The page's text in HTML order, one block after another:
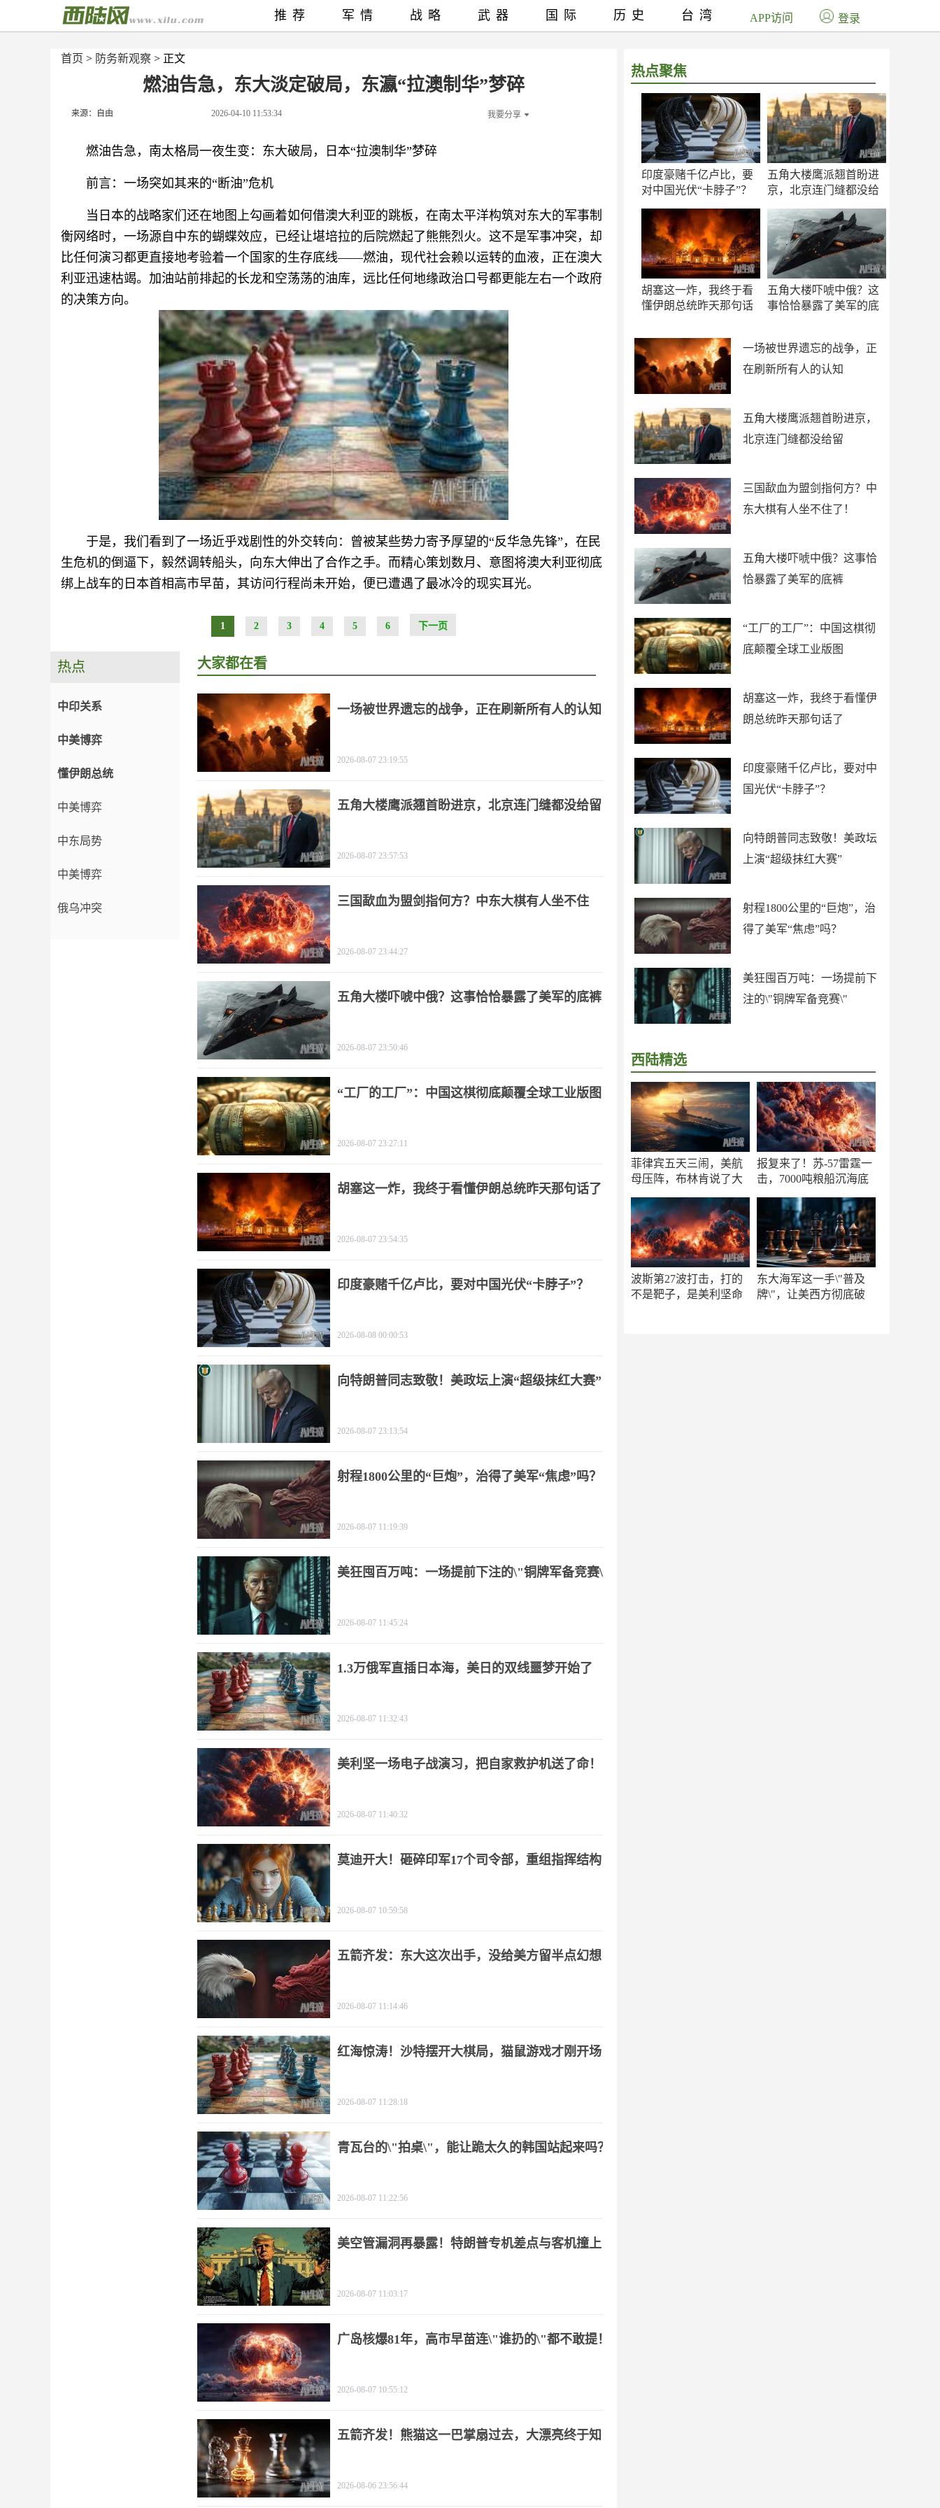
首页 > 防务新观察 > 正文
燃油告急，东大淡定破局，东瀛“拉澳制华”梦碎
来源：自由 2026-04-10 11:53:34 我要分享
燃油告急，南太格局一夜生变：东大破局，日本“拉澳制华”梦碎
前言：一场突如其来的“断油”危机
当日本的战略家们还在地图上勾画着如何借澳大利亚的跳板，在南太平洋构筑对东大的军事制
衡网络时，一场源自中东的蝴蝶效应，已经让堪培拉的后院燃起了熊熊烈火。这不是军事冲突，却
比任何演习都更直接地考验着一个国家的生存底线——燃油，现代社会赖以运转的血液，正在澳大
利亚迅速枯竭。加油站前排起的长龙和空荡荡的油库，远比任何地缘政治口号都更能左右一个政府
的决策方向。
于是，我们看到了一场近乎戏剧性的外交转向：曾被某些势力寄予厚望的“反华急先锋”，在民
生危机的倒逼下，毅然调转船头，向东大伸出了合作之手。而精心策划数月、意图将澳大利亚彻底
绑上战车的日本首相高市早苗，其访问行程尚未开始，便已遭遇了最冰冷的现实耳光。
1 2 3 4 5 6 下一页
热点聚焦
印度豪赌千亿卢比，要
对中国光伏“卡脖子”？
五角大楼鹰派翘首盼进
京，北京连门缝都没给
胡塞这一炸，我终于看
懂伊朗总统昨天那句话
五角大楼吓唬中俄？这
事恰恰暴露了美军的底
一场被世界遗忘的战争，正
在刷新所有人的认知
五角大楼鹰派翘首盼进京，
北京连门缝都没给留
三国歃血为盟剑指何方？中
东大棋有人坐不住了！
五角大楼吓唬中俄？这事恰
恰暴露了美军的底裤
“工厂的工厂”：中国这棋彻
底颠覆全球工业版图
胡塞这一炸，我终于看懂伊
朗总统昨天那句话了
印度豪赌千亿卢比，要对中
国光伏“卡脖子”？
向特朗普同志致敬！美政坛
上演“超级抹红大赛”
射程1800公里的“巨炮”，治
得了美军“焦虑”吗？
美狂囤百万吨：一场提前下
注的\"铜牌军备竞赛\"
西陆精选
菲律宾五天三闹，美航
母压阵，布林肯说了大
报复来了！苏-57雷霆一
击，7000吨粮船沉海底
波斯第27波打击，打的
不是靶子，是美利坚命
东大海军这一手\"普及
牌\"，让美西方彻底破
推荐 军情 战略 武器 国际 历史 台湾 APP访问 登录
热点
中印关系
中美博弈
懂伊朗总统
中美博弈
中东局势
中美博弈
俄乌冲突
大家都在看
一场被世界遗忘的战争，正在刷新所有人的认知
2026-08-07 23:19:55
五角大楼鹰派翘首盼进京，北京连门缝都没给留
2026-08-07 23:57:53
三国歃血为盟剑指何方？中东大棋有人坐不住
2026-08-07 23:44:27
五角大楼吓唬中俄？这事恰恰暴露了美军的底裤
2026-08-07 23:50:46
“工厂的工厂”：中国这棋彻底颠覆全球工业版图
2026-08-07 23:27:11
胡塞这一炸，我终于看懂伊朗总统昨天那句话了
2026-08-07 23:54:35
印度豪赌千亿卢比，要对中国光伏“卡脖子”？
2026-08-08 00:00:53
向特朗普同志致敬！美政坛上演“超级抹红大赛”
2026-08-07 23:13:54
射程1800公里的“巨炮”，治得了美军“焦虑”吗？
2026-08-07 11:19:39
美狂囤百万吨：一场提前下注的\"铜牌军备竞赛\"
2026-08-07 11:45:24
1.3万俄军直插日本海，美日的双线噩梦开始了
2026-08-07 11:32:43
美利坚一场电子战演习，把自家救护机送了命！
2026-08-07 11:40:32
莫迪开大！砸碎印军17个司令部，重组指挥结构
2026-08-07 10:59:58
五箭齐发：东大这次出手，没给美方留半点幻想
2026-08-07 11:14:46
红海惊涛！沙特摆开大棋局，猫鼠游戏才刚开场
2026-08-07 11:28:18
青瓦台的\"拍桌\"，能让跪太久的韩国站起来吗？
2026-08-07 11:22:56
美空管漏洞再暴露！特朗普专机差点与客机撞上
2026-08-07 11:03:17
广岛核爆81年，高市早苗连\"谁扔的\"都不敢提！
2026-08-07 10:55:12
五箭齐发！熊猫这一巴掌扇过去，大漂亮终于知
2026-08-06 23:56:44